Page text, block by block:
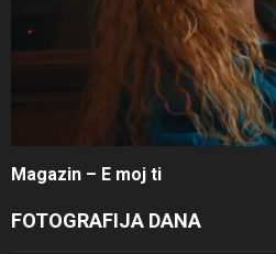
Magazin – E moj ti
FOTOGRAFIJA DANA